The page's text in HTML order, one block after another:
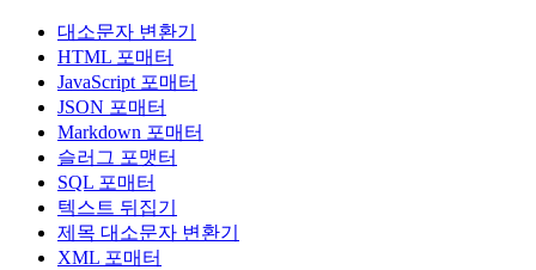
대소문자 변환기
HTML 포매터
JavaScript 포매터
JSON 포매터
Markdown 포매터
슬러그 포맷터
SQL 포매터
텍스트 뒤집기
제목 대소문자 변환기
XML 포매터